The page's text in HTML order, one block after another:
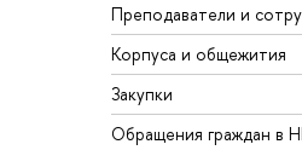
Преподаватели и
Корпуса и общежития
Закупки
Обращения граждан в